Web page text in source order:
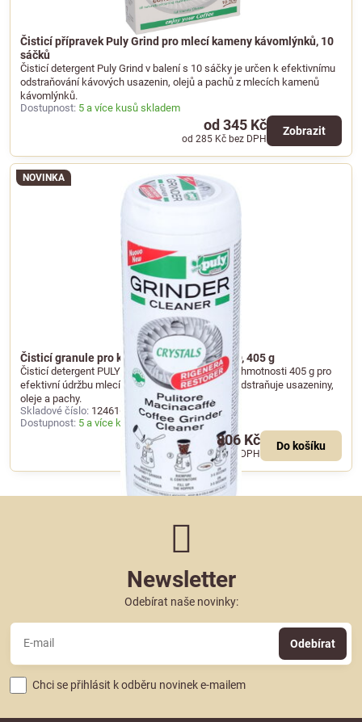
Čisticí přípravek Puly Grind pro mlecí kameny kávomlýnků, 10
sáčků
Čisticí detergent Puly Grind v balení s 10 sáčky je určen k efektivnímu
odstraňování kávových usazenin, olejů a pachů z mlecích kamenů
kávomlýnků.
Dostupnost: 5 a více kusů skladem
od 345 Kč
od 285 Kč bez DPH
Zobrazit
Čisticí granule pro kávomlýnky PULY GRIND, 405 g
NOVINKA
Čisticí detergent PULY GRIND ve formě granulí o hmotnosti 405 g pro
efektivní údržbu mlecích kamenů kávomlýnků. Odstraňuje usazeniny,
oleje a pachy.
Skladové číslo: 124616
Dostupnost: 5 a více kusů skladem
806 Kč
666 Kčbez DPH
Do košíku
Newsletter
Odebírat naše novinky:
Odebírat
Chci se přihlásit k odběru novinek e-mailem